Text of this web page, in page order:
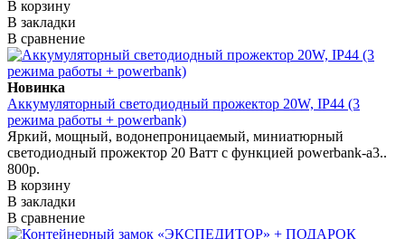
В корзину
В закладки
В сравнение
Новинка
Аккумуляторный светодиодный прожектор 20W, IP44 (3
режима работы + powerbank)
Яркий, мощный, водонепроницаемый, миниатюрный
светодиодный прожектор 20 Ватт с функцией powerbank-а3..
800р.
В корзину
В закладки
В сравнение